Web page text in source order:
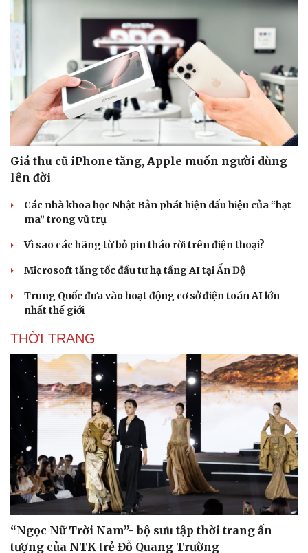
Doanh nghiệp
Doanh nghiệp 24h
Vì cộng đồng
Công nghệ
Tin Công nghệ
Chuyển đổi số
Giá thu cũ iPhone tăng, Apple muốn người dùng
lên đời
Các nhà khoa học Nhật Bản phát hiện dấu hiệu của “hạt
ma” trong vũ trụ
Vì sao các hãng từ bỏ pin tháo rời trên điện thoại?
Microsoft tăng tốc đầu tư hạ tầng AI tại Ấn Độ
Trung Quốc đưa vào hoạt động cơ sở điện toán AI lớn
nhất thế giới
THỜI TRANG
“Ngọc Nữ Trời Nam”- bộ sưu tập thời trang ấn
tượng của NTK trẻ Đỗ Quang Trường